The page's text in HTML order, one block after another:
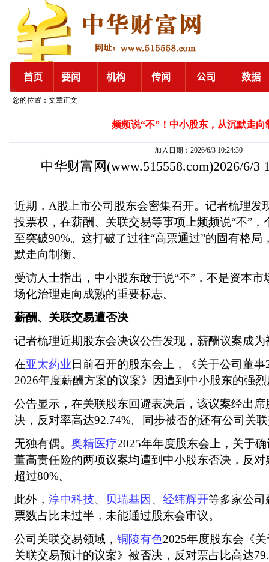
您的位置：文章正文
频频说“不”！中小股东，从沉默走向
加入日期：2026/6/3 10:24:30
中华财富网 (www.515558.com)2026/6/3
近期，A股上市公司股东会密集召开。记者梳理发
投票权，在薪酬、关联交易等事项上频频说“不”
至突破90%。这打破了过往“高票通过”的固有格局
默走向制衡。
受访人士指出，中小股东敢于说“不”，不是资本市
场化治理走向成熟的重要标志。
薪酬、关联交易遭否决
记者梳理近期股东会决议公告发现，薪酬议案成为
在亚太药业 日前召开的股东会上，《关于公司董
2026年度薪酬方案的议案》因遭到中小股东的强
公告显示，在关联股东回避表决后，该议案经出
决，反对率高达92.74%。同步被否的还有公司关
无独有偶。 奥精医疗2025年年度股东会上，关于
董高责任险的两项议案均遭到中小股东否决，反
超过80%。
此外， 淳中科技、 贝瑞基因 、 经纬辉开等多家公司
票数占比未过半，未能通过股东会审议。
公司关联交易领域， 铜陵有色2025年度股东会《
关联交易预计的议案》被否决，反对票占比高达